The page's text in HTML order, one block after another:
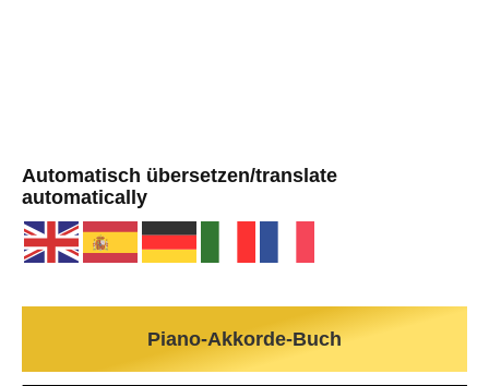
Automatisch übersetzen/translate
automatically
Piano-Akkorde-Buch